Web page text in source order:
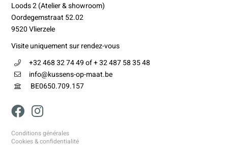
Loods 2 (Atelier & showroom)
Oordegemstraat 52.02
9520 Vlierzele
Visite uniquement sur rendez-vous
+32 468 32 74 49 of + 32 487 58 35 48
info@kussens-op-maat.be
BE0650.709.157
Conditions générales
Cookies & confidentialité